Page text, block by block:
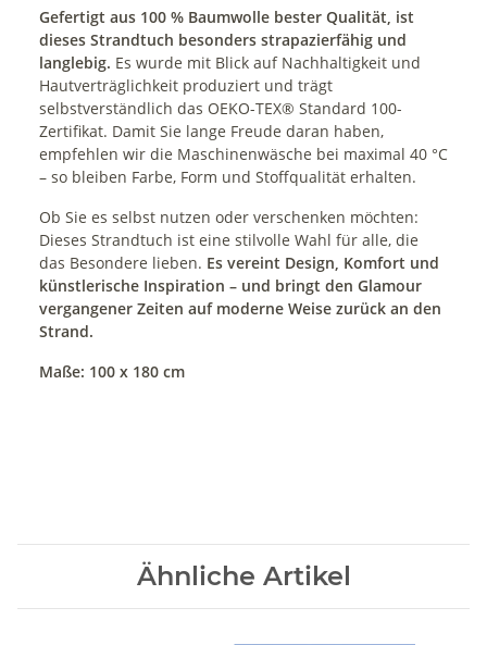
Gefertigt aus 100 % Baumwolle bester Qualität, ist
dieses Strandtuch besonders strapazierfähig und
langlebig. Es wurde mit Blick auf Nachhaltigkeit und
Hautverträglichkeit produziert und trägt
selbstverständlich das OEKO-TEX® Standard 100-
Zertifikat. Damit Sie lange Freude daran haben,
empfehlen wir die Maschinenwäsche bei maximal 40 °C
– so bleiben Farbe, Form und Stoffqualität erhalten.
Ob Sie es selbst nutzen oder verschenken möchten:
Dieses Strandtuch ist eine stilvolle Wahl für alle, die
das Besondere lieben. Es vereint Design, Komfort und
künstlerische Inspiration – und bringt den Glamour
vergangener Zeiten auf moderne Weise zurück an den
Strand.
Maße: 100 x 180 cm
Ähnliche Artikel